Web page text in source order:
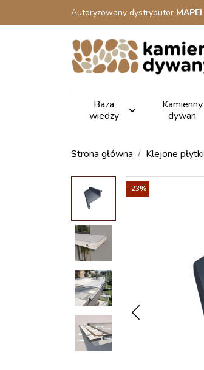
Autoryzowany dystrybutor MAPEI
Baza
wiedzy

Kamienny
dywan
Strona główna Klejone płytki
-23%